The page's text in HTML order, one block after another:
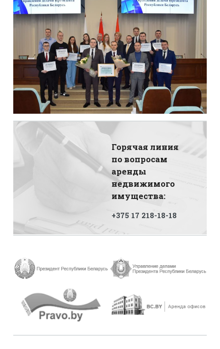
Горячая линия
по вопросам
аренды
недвижимого
имущества:
+375 17 218-18-18